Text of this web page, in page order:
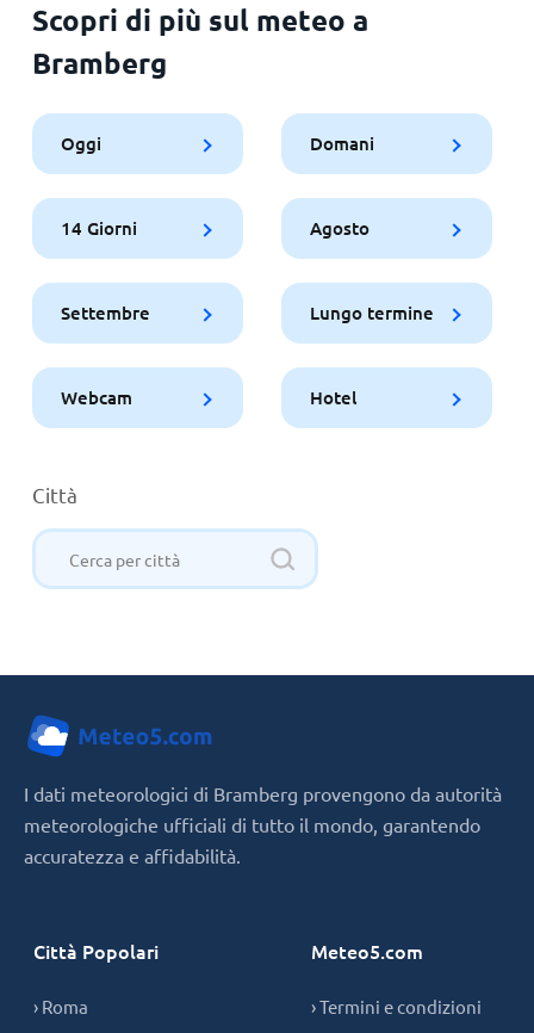
Scopri di più sul meteo a
Bramberg
Oggi Domani
14 Giorni Agosto
Settembre Lungo termine
Webcam Hotel
Città
I dati meteorologici di Bramberg provengono da autorità
meteorologiche ufficiali di tutto il mondo, garantendo
accuratezza e affidabilità.
Città Popolari
› Roma
Meteo5.com
› Termini e condizioni